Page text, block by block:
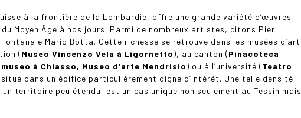
à la frontière de la Lombardie, offre une grande variété d’œuvres
Moyen Âge à nos jours. Parmi de nombreux artistes, citons Pier
e Mario Botta. Cette richesse se retrouve dans les musées d’art
(Museo Vincenzo Vela à Ligornetto), au canton (Pinacoteca
à Chiasso, Museo d’arte Mendrisio) ou à l’université (Teatro
situé dans un édifice particulièrement digne d’intérêt. Une telle densité
territoire peu étendu, est un cas unique non seulement au Tessin mais